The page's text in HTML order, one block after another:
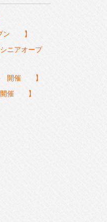
ン 】
ニアオープ
開催 】
開催 】